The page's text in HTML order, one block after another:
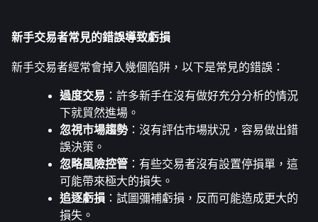
新手交易者常見的錯誤導致虧損
新手交易者經常會掉入幾個陷阱，以下是常見的錯誤：
過度交易 ：許多新手在沒有做好充分分析的情況
下就貿然進場。
忽視市場趨勢：沒有評估市場狀況，容易做出錯
誤決策。
忽略風險控管 ：有些交易者沒有設置停損單，這
可能帶來極大的損失。
追逐虧損 ：試圖彌補虧損，反而可能造成更大的
損失。